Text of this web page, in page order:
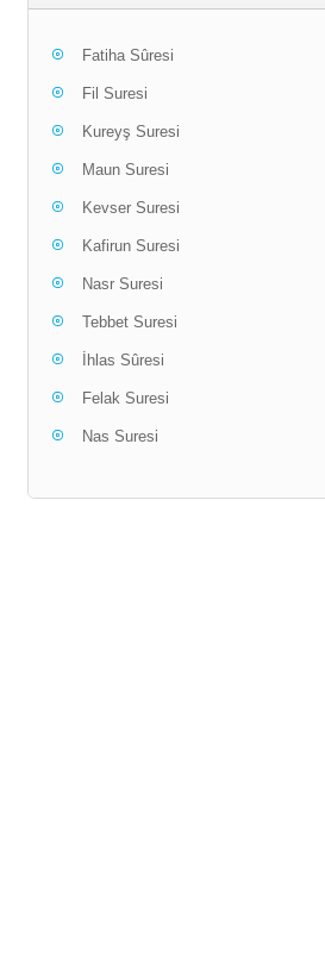
Fatiha Sûresi
Fil Suresi
Kureyş Suresi
Maun Suresi
Kevser Suresi
Kafirun Suresi
Nasr Suresi
Tebbet Suresi
İhlas Sûresi
Felak Suresi
Nas Suresi